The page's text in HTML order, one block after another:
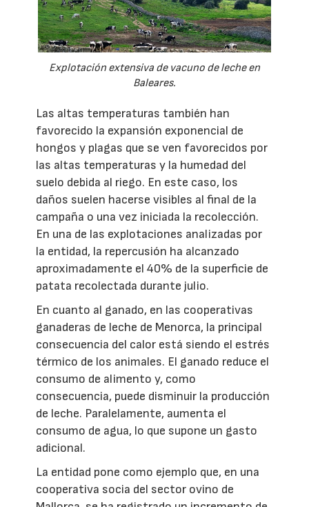
Explotación extensiva de vacuno de leche en
Baleares.
Las altas temperaturas también han
favorecido la expansión exponencial de
hongos y plagas que se ven favorecidos por
las altas temperaturas y la humedad del
suelo debida al riego. En este caso, los
daños suelen hacerse visibles al final de la
campaña o una vez iniciada la recolección.
En una de las explotaciones analizadas por
la entidad, la repercusión ha alcanzado
aproximadamente el 40% de la superficie de
patata recolectada durante julio.
En cuanto al ganado, en las cooperativas
ganaderas de leche de Menorca, la principal
consecuencia del calor está siendo el estrés
térmico de los animales. El ganado reduce el
consumo de alimento y, como
consecuencia, puede disminuir la producción
de leche. Paralelamente, aumenta el
consumo de agua, lo que supone un gasto
adicional.
La entidad pone como ejemplo que, en una
cooperativa socia del sector ovino de